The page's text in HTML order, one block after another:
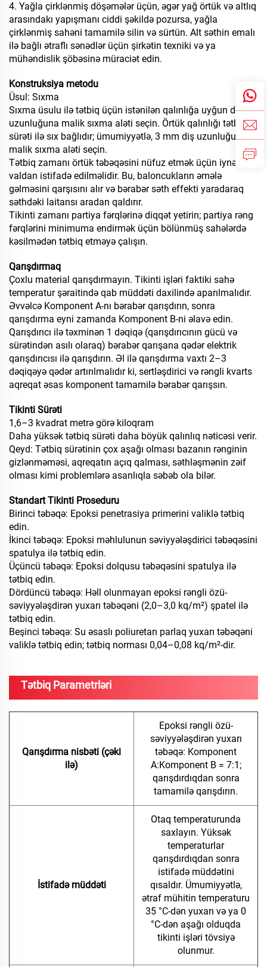
4. Yağla çirklənmiş döşəmələr üçün, əgər yağ örtük və altlıq
arasındakı yapışmanı ciddi şəkildə pozursa, yağla
çirklənmiş sahəni tamamilə silin və sürtün. Alt səthin emalı
ilə bağlı ətraflı sənədlər üçün şirkətin texniki və ya
mühəndislik şöbəsinə müraciət edin.
Konstruksiya metodu
Üsul: Sıxma
Sıxma üsulu ilə tətbiq üçün istənilən qalınlığa uyğun diş
uzunluğuna malik sıxma aləti seçin. Örtük qalınlığı tətbiq
sürəti ilə sıx bağlıdır; ümumiyyətlə, 3 mm diş uzunluğuna
malik sıxma aləti seçin.
Tətbiq zamanı örtük təbəqəsini nüfuz etmək üçün iynəli
valdan istifadə edilməlidir. Bu, baloncukların əmələ
gəlməsini qarşısını alır və bərabər səth effekti yaradaraq
səthdəki laitansı aradan qaldırır.
Tikinti zamanı partiya fərqlərinə diqqət yetirin; partiya rəng
fərqlərini minimuma endirmək üçün bölünmüş sahələrdə
kəsilmədən tətbiq etməyə çalışın.
Qarışdırmaq
Çoxlu material qarışdırmayın. Tikinti işləri faktiki sahə
temperatur şəraitində qab müddəti daxilində aparılmalıdır.
Əvvəlcə Komponent A-nı bərabər qarışdırın, sonra
qarışdırma eyni zamanda Komponent B-ni əlavə edin.
Qarışdırıcı ilə təxminən 1 dəqiqə (qarışdırıcının gücü və
sürətindən asılı olaraq) bərabər qarışana qədər elektrik
qarışdırıcısı ilə qarışdırın. Əl ilə qarışdırma vaxtı 2–3
dəqiqəyə qədər artırılmalıdır ki, sertləşdirici və rəngli kvarts
aqreqat əsas komponent tamamilə bərabər qarışsın.
Tikinti Sürəti
1,6–3 kvadrat metrə görə kiloqram
Daha yüksək tətbiq sürəti daha böyük qalınlıq nəticəsi verir.
Qeyd: Tətbiq sürətinin çox aşağı olması bazanın rənginin
gizlənməməsi, aqreqatın açıq qalması, səthləşmənin zəif
olması kimi problemlərə asanlıqla səbəb ola bilər.
Standart Tikinti Proseduru
Birinci təbəqə: Epoksi penetrasiya primerini valiklə tətbiq
edin.
İkinci təbəqə: Epoksi məhlulunun səviyyələşdirici təbəqəsini
spatulya ilə tətbiq edin.
Üçüncü təbəqə: Epoksi dolqusu təbəqəsini spatulya ilə
tətbiq edin.
Dördüncü təbəqə: Həll olunmayan epoksi rəngli özü-
səviyyələşdirən yuxarı təbəqəni (2,0–3,0 kq/m²) şpatel ilə
tətbiq edin.
Beşinci təbəqə: Su əsaslı poliuretan parlaq yuxarı təbəqəni
valiklə tətbiq edin; tətbiq norması 0,04–0,08 kq/m²-dir.
Tətbiq Parametrləri
Qarışdırma nisbəti (çəki
ilə)
Epoksi rəngli özü-
səviyyələşdirən yuxarı
təbəqə: Komponent
A:Komponent B = 7:1;
qarışdırdıqdan sonra
tamamilə qarışdırın.
İstifadə müddəti
Otaq temperaturunda
saxlayın. Yüksək
temperaturlar
qarışdırdıqdan sonra
istifadə müddətini
qısaldır. Ümumiyyətlə,
ətraf mühitin temperaturu
35 °C-dən yuxarı və ya 0
°C-dən aşağı olduqda
tikinti işləri tövsiyə
olunmur.